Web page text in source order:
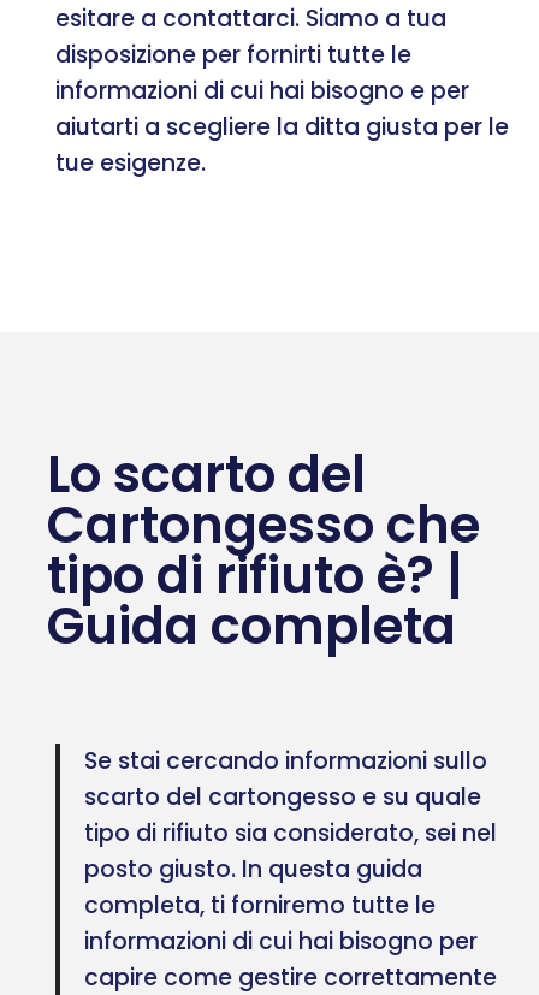
esitare a contattarci. Siamo a tua
disposizione per fornirti tutte le
informazioni di cui hai bisogno e per
aiutarti a scegliere la ditta giusta per le
tue esigenze.
Lo scarto del
Cartongesso che
tipo di rifiuto è? |
Guida completa
Se stai cercando informazioni sullo
scarto del cartongesso e su quale
tipo di rifiuto sia considerato, sei nel
posto giusto. In questa guida
completa, ti forniremo tutte le
informazioni di cui hai bisogno per
capire come gestire correttamente